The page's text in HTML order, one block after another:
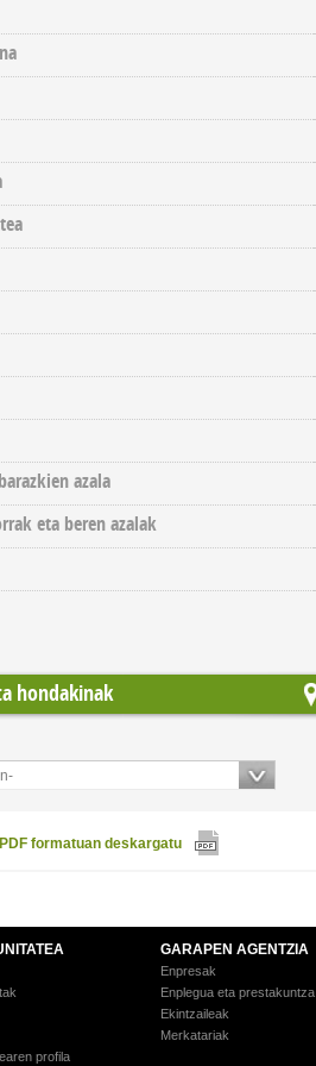
azala
eta beren azalak
hondakinak
formatuan deskargatu
profila
GARAPEN AGENTZIA
Enpresak
Enplegua eta prestakuntza
Ekintzaileak
Merkatariak